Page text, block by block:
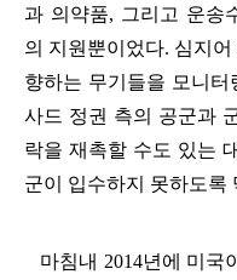
과 의약품, 그리고 운송
의 지원뿐이었다. 심지어
향하는 무기들을 모니터
사드 정권 측의 공군과
락을 재촉할 수도 있는
군이 입수하지 못하도록
마침내 2014년에 미국